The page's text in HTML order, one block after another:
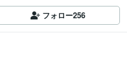
フォロー256